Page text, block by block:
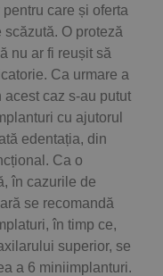
care și oferta
scăzută. O proteză
nu ar fi reușit să
Ca urmare a
caz s-au putut
cu ajutorul
edentația, din
Ca o
în cazurile de
se recomandă
în timp ce,
superior, se
a 6 miniimplanturi.